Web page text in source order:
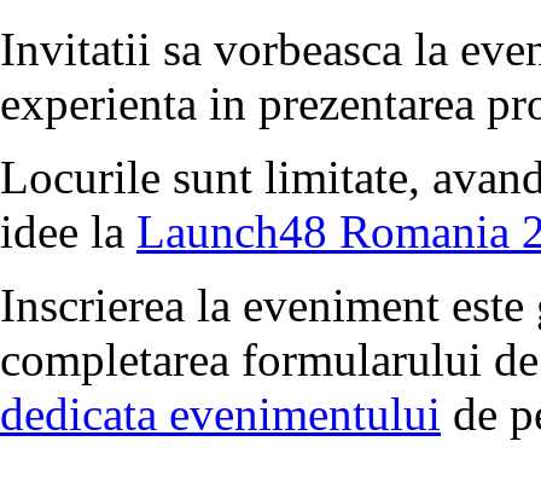
Invitatii sa vorbeasca la
experienta in prezentarea
Locurile sunt limitate,
idee la Launch48 Romania
Inscrierea la eveniment
completarea formularului
dedicata evenimentului de